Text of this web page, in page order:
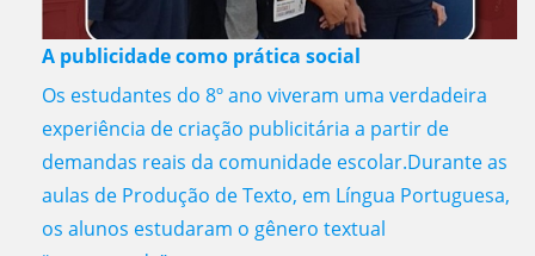
A publicidade como prática social
Os estudantes do 8º ano viveram uma verdadeira
experiência de criação publicitária a partir de
demandas reais da comunidade escolar.Durante as
aulas de Produção de Texto, em Língua Portuguesa,
os alunos estudaram o gênero textual